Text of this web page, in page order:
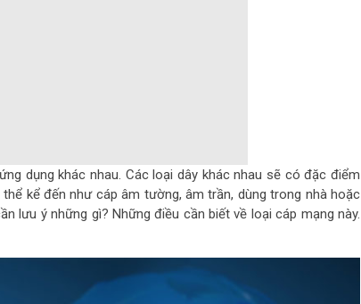
dụng khác nhau. Các loại dây khác nhau sẽ có đặc điểm
kể đến như cáp âm tường, âm trần, dùng trong nhà hoặc
lưu ý những gì? Những điều cần biết về loại cáp mạng này.